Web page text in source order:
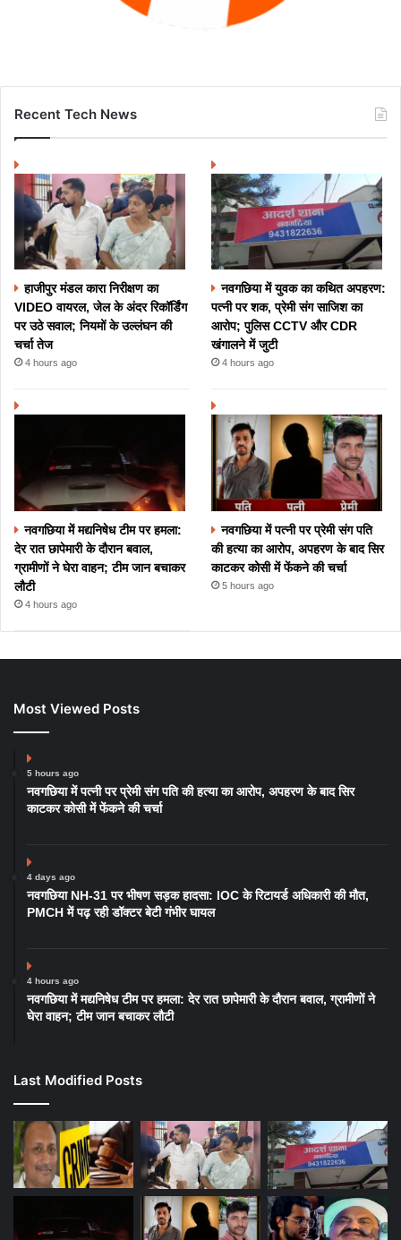
Recent Tech News
हाजीपुर मंडल कारा निरीक्षण का
VIDEO वायरल, जेल के अंदर रिकॉर्डिंग
पर उठे सवाल; नियमों के उल्लंघन की
चर्चा तेज
4 hours ago
नवगछिया में युवक का कथित अपहरण:
पत्नी पर शक, प्रेमी संग साजिश का
आरोप; पुलिस CCTV और CDR
खंगालने में जुटी
4 hours ago
नवगछिया में मद्यनिषेध टीम पर हमला:
देर रात छापेमारी के दौरान बवाल,
ग्रामीणों ने घेरा वाहन; टीम जान बचाकर
लौटी
4 hours ago
नवगछिया में पत्नी पर प्रेमी संग पति
की हत्या का आरोप, अपहरण के बाद सिर
काटकर कोसी में फेंकने की चर्चा
5 hours ago
Most Viewed Posts
5 hours ago
नवगछिया में पत्नी पर प्रेमी संग पति की हत्या का आरोप, अपहरण के बाद सिर
काटकर कोसी में फेंकने की चर्चा
4 days ago
नवगछिया NH-31 पर भीषण सड़क हादसा: IOC के रिटायर्ड अधिकारी की मौत,
PMCH में पढ़ रही डॉक्टर बेटी गंभीर घायल
4 hours ago
नवगछिया में मद्यनिषेध टीम पर हमला: देर रात छापेमारी के दौरान बवाल, ग्रामीणों ने
घेरा वाहन; टीम जान बचाकर लौटी
Last Modified Posts